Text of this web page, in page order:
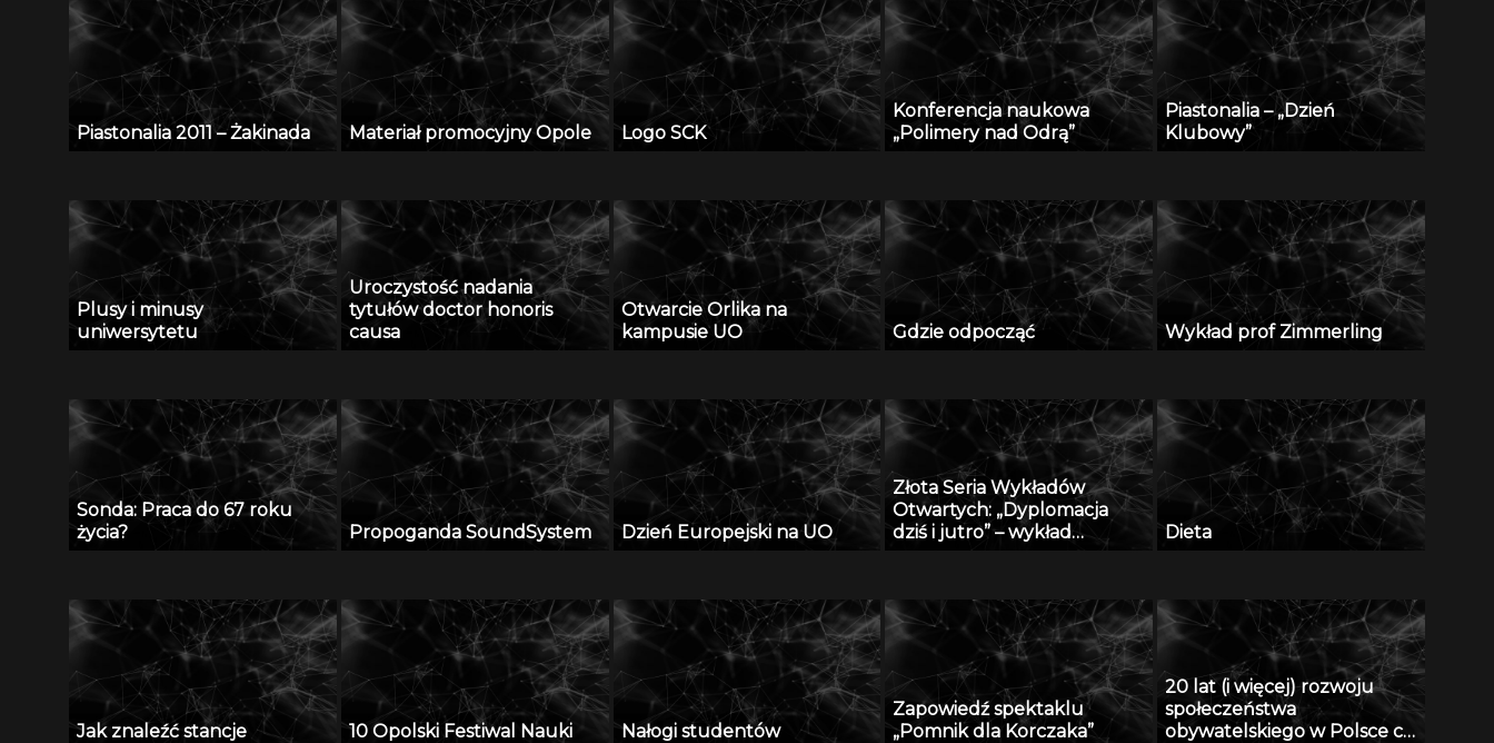
Piastonalia 2011 – Żakinada Materiał promocyjny Opole Logo SCK
Konferencja naukowa
„Polimery nad Odrą”
Piastonalia – „Dzień
Klubowy”
Plusy i minusy
uniwersytetu
Uroczystość nadania
tytułów doctor honoris
causa
Otwarcie Orlika na
kampusie UO
Gdzie odpocząć Wykład prof Zimmerling
Sonda: Praca do 67 roku
życia?
Propoganda SoundSystem Dzień Europejski na UO
Złota Seria Wykładów
Otwartych: „Dyplomacja
dziś i jutro” – wykład
Dieta
Jak znaleźć stancje 10 Opolski Festiwal Nauki Nałogi studentów
Zapowiedź spektaklu
„Pomnik dla Korczaka”
20 lat (i więcej) rozwoju
społeczeństwa
obywatelskiego w Polsce cz.